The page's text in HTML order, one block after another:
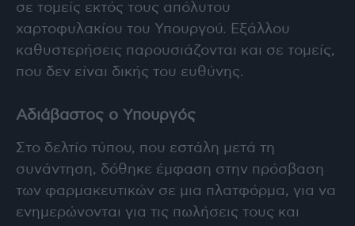
σε τομείς εκτός τους απόλυτου
χαρτοφυλακίου του Υπουργού. Εξάλλου
καθυστερήσεις παρουσιάζονται και σε τομείς,
που δεν είναι δικής του ευθύνης.
Αδιάβαστος ο Υπουργός
Στο δελτίο τύπου, που εστάλη μετά τη
συνάντηση, δόθηκε έμφαση στην πρόσβαση
των φαρμακευτικών σε μια πλατφόρμα, για να
ενημερώνονται για τις πωλήσεις τους και